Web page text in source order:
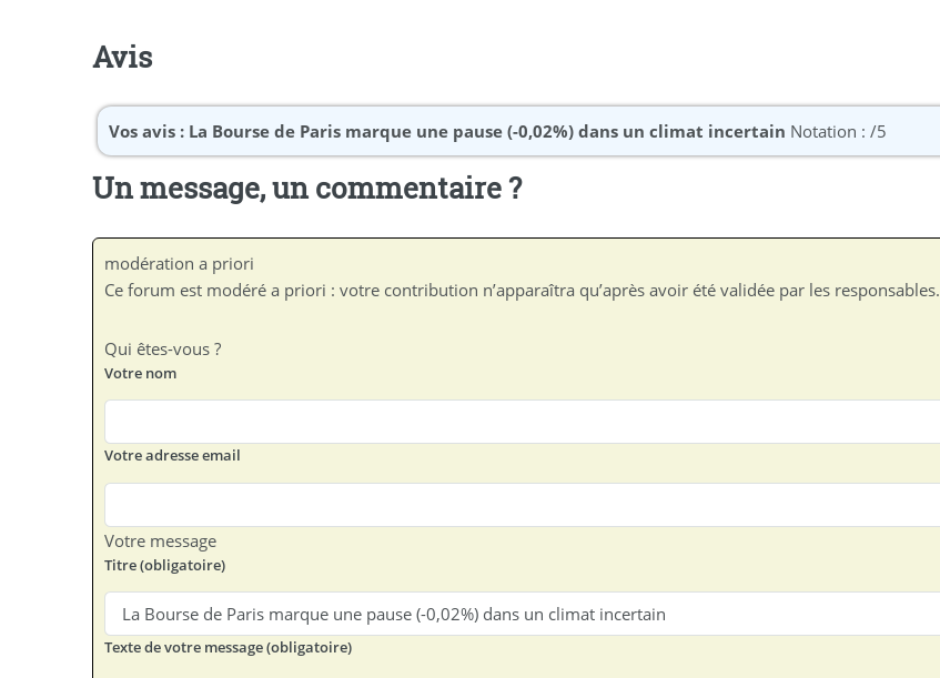
Avis
Vos avis : La Bourse de Paris marque une pause (-0,02%) dans un climat incertain Notation : /5
Un message, un commentaire ?
modération a priori
Ce forum est modéré a priori : votre contribution n’apparaîtra qu’après avoir été validée par les responsables.
Qui êtes-vous ?
Votre nom
Votre adresse email
Votre message
Titre (obligatoire)
Texte de votre message (obligatoire)